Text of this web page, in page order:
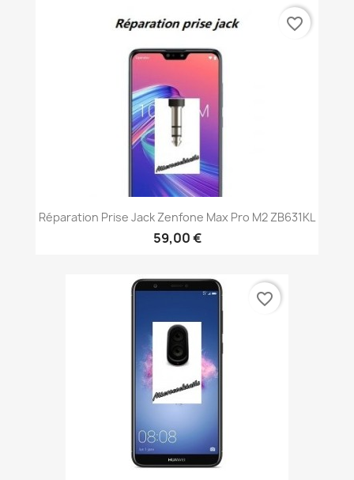
Réparation Prise Jack Zenfone Max Pro M2 ZB631KL
59,00 €
favorite_border
favorite_border